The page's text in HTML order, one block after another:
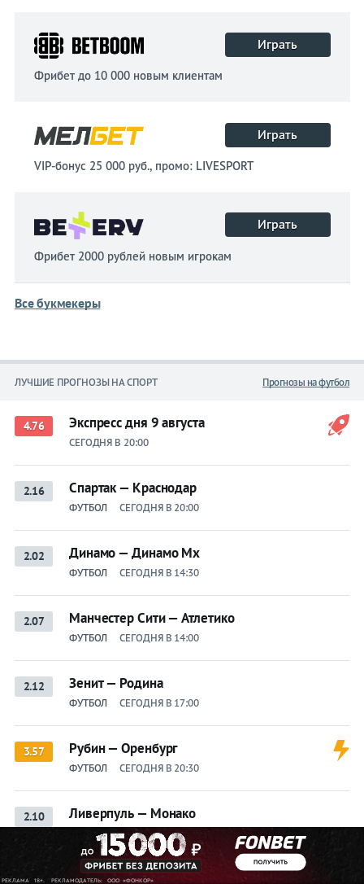
Играть
Фрибет до 10 000 новым клиентам
Играть
VIP-бонус 25 000 руб., промо: LIVESPORT
Играть
Фрибет 2000 рублей новым игрокам
Все букмекеры
ЛУЧШИЕ ПРОГНОЗЫ НА СПОРТ Прогнозы на футбол
4.76 Экспресс дня 9 августа
СЕГОДНЯ В 20:00
2.16 Спартак — Краснодар
ФУТБОЛ СЕГОДНЯ В 20:00
2.02 Динамо — Динамо Мх
ФУТБОЛ СЕГОДНЯ В 14:30
2.07 Манчестер Сити — Атлетико
ФУТБОЛ СЕГОДНЯ В 14:00
2.12 Зенит — Родина
ФУТБОЛ СЕГОДНЯ В 17:00
3.57 Рубин — Оренбург
ФУТБОЛ СЕГОДНЯ В 20:30
2.10 Ливерпуль — Монако
ФУТБОЛ СЕГОДНЯ В 16:30
Арсенал — Боруссия Д